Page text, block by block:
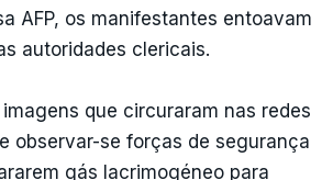
AFP, os manifestantes entoavam
autoridades clericais.
que circuraram nas redes
observar-se forças de segurança
gás lacrimogéneo para